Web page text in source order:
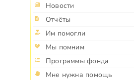
Новости
Отчёты
Им помогли
Мы помним
Программы фонда
Мне нужна помощь